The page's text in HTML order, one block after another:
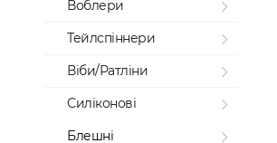
Воблери
Тейлспіннери
Віби/Ратліни
Силіконові
Блешні